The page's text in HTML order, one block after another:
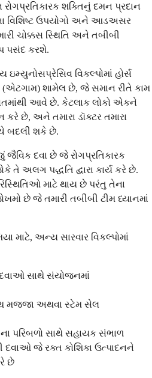
શક્તિનું દમન પ્રદાન
વિશિષ્ટ ઉપયોગો અને આડઅસર
ચોક્કસ સ્થિતિ અને તબીબી
પસંદ કરશે.
ઇમ્યુનોસપ્રેસિવ વિકલ્પોમાં હોર્સ
(એટગામ) શામેલ છે, જે સમાન રીતે કામ
આવે છે. કેટલાક લોકો એકને
કરે છે, અને તમારા ડૉક્ટર તમારા
બદલી શકે છે.
દવા છે જે રોગપ્રતિકારક
તે અલગ પદ્ધતિ દ્વારા કાર્ય કરે છે.
માટે થાય છે પરંતુ તેના
છે જે તમારી તબીબી ટીમ ધ્યાનમાં
માટે, અન્ય સારવાર વિકલ્પોમાં
સાથે સંયોજનમાં
મજ્જા અથવા સ્ટેમ સેલ
પરિબળો સાથે સહાયક સંભાળ
દવાઓ જે રક્ત કોશિકા ઉત્પાદનને
છે